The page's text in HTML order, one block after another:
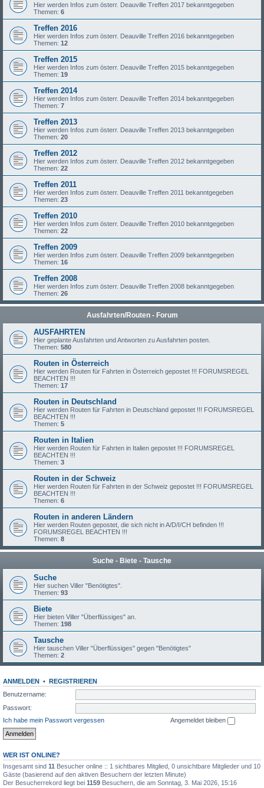
Hier werden Infos zum österr. Deauville Treffen 2017 bekanntgegeben
Themen: 6
Treffen 2016
Hier werden Infos zum österr. Deauville Treffen 2016 bekanntgegeben
Themen: 12
Treffen 2015
Hier werden Infos zum österr. Deauville Treffen 2015 bekanntgegeben
Themen: 19
Treffen 2014
Hier werden Infos zum österr. Deauville Treffen 2014 bekanntgegeben
Themen: 7
Treffen 2013
Hier werden Infos zum österr. Deauville Treffen 2013 bekanntgegeben
Themen: 20
Treffen 2012
Hier werden Infos zum österr. Deauville Treffen 2012 bekanntgegeben
Themen: 22
Treffen 2011
Hier werden Infos zum österr. Deauville Treffen 2011 bekanntgegeben
Themen: 23
Treffen 2010
Hier werden Infos zum österr. Deauville Treffen 2010 bekanntgegeben
Themen: 22
Treffen 2009
Hier werden Infos zum österr. Deauville Treffen 2009 bekanntgegeben
Themen: 16
Treffen 2008
Hier werden Infos zum österr. Deauville Treffen 2008 bekanntgegeben
Themen: 26
Ausfahrten/Routen - Forum
AUSFAHRTEN
Hier geplante Ausfahrten und Antworten zu Ausfahrten posten.
Themen: 580
Routen in Österreich
Hier werden Routen für Fahrten in Österreich gepostet !!! FORUMSREGEL
BEACHTEN !!!
Themen: 17
Routen in Deutschland
Hier werden Routen für Fahrten in Deutschland gepostet !!! FORUMSREGEL
BEACHTEN !!!
Themen: 5
Routen in Italien
Hier werden Routen für Fahrten in Italien gepostet !!! FORUMSREGEL
BEACHTEN !!!
Themen: 3
Routen in der Schweiz
Hier werden Routen für Fahrten in der Schweiz gepostet !!! FORUMSREGEL
BEACHTEN !!!
Themen: 6
Routen in anderen Ländern
Hier werden Routen gepostet, die sich nicht in A/D/I/CH befinden !!!
FORUMSREGEL BEACHTEN !!!
Themen: 8
Suche - Biete - Tausche
Suche
Hier suchen Viller "Benötigtes".
Themen: 93
Biete
Hier bieten Viller "Überflüssiges" an.
Themen: 198
Tausche
Hier tauschen Viller "Überflüssiges" gegen "Benötigtes"
Themen: 2
ANMELDEN • REGISTRIEREN
Benutzername:
Passwort:
Ich habe mein Passwort vergessen
Angemeldet bleiben
WER IST ONLINE?
Insgesamt sind 11 Besucher online :: 1 sichtbares Mitglied, 0 unsichtbare Mitglieder und 10
Gäste (basierend auf den aktiven Besuchern der letzten Minute)
Der Besucherrekord liegt bei 1159 Besuchern, die am Sonntag, 3. Mai 2026, 15:16